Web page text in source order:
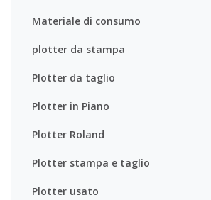
Materiale di consumo
plotter da stampa
Plotter da taglio
Plotter in Piano
Plotter Roland
Plotter stampa e taglio
Plotter usato